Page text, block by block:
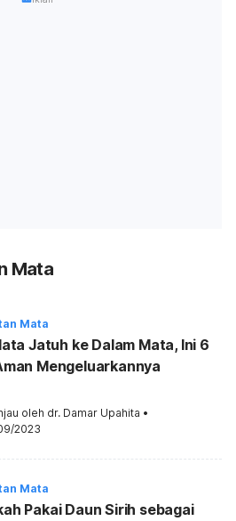
Mata
Mata
Jatuh ke Dalam Mata, Ini 6
Mengeluarkannya
oleh dr. Damar Upahita •
2023
Mata
Pakai Daun Sirih sebagai